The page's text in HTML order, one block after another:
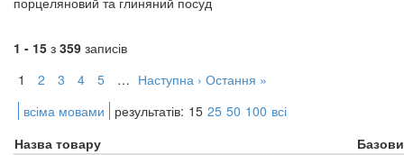
1 - 15 з 359 записів
1
2 3 4 5 … Наступна › Остання »
всіма мовами
результатів: 15 25 50 100 всі
Назва товару